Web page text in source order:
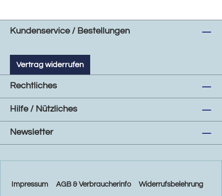
Kundenservice / Bestellungen
Vertrag widerrufen
Rechtliches
Hilfe / Nützliches
Newsletter
Impressum AGB & Verbraucherinfo Widerrufsbelehrung